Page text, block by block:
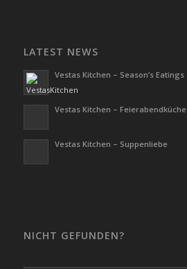
LATEST NEWS
Vestas Kitchen – Season’s Eatings
Vestas Kitchen – Feierabendküche
Vestas Kitchen – Suppenliebe
NICHT GEFUNDEN?